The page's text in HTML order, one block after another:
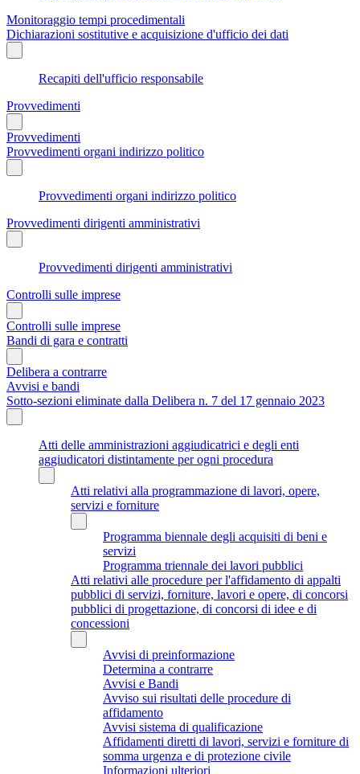
Monitoraggio tempi procedimentali
Dichiarazioni sostitutive e acquisizione d'ufficio dei dati
Recapiti dell'ufficio responsabile
Provvedimenti
Provvedimenti
Provvedimenti organi indirizzo politico
Provvedimenti organi indirizzo politico
Provvedimenti dirigenti amministrativi
Provvedimenti dirigenti amministrativi
Controlli sulle imprese
Controlli sulle imprese
Bandi di gara e contratti
Delibera a contrarre
Avvisi e bandi
Sotto-sezioni eliminate dalla Delibera n. 7 del 17 gennaio 2023
Atti delle amministrazioni aggiudicatrici e degli enti
aggiudicatori distintamente per ogni procedura
Atti relativi alla programmazione di lavori, opere,
servizi e forniture
Programma biennale degli acquisiti di beni e
servizi
Programma triennale dei lavori pubblici
Atti relativi alle procedure per l'affidamento di appalti
pubblici di servizi, forniture, lavori e opere, di concorsi
pubblici di progettazione, di concorsi di idee e di
concessioni
Avvisi di preinformazione
Determina a contrarre
Avvisi e Bandi
Avviso sui risultati delle procedure di
affidamento
Avvisi sistema di qualificazione
Affidamenti diretti di lavori, servizi e forniture di
somma urgenza e di protezione civile
Informazioni ulteriori